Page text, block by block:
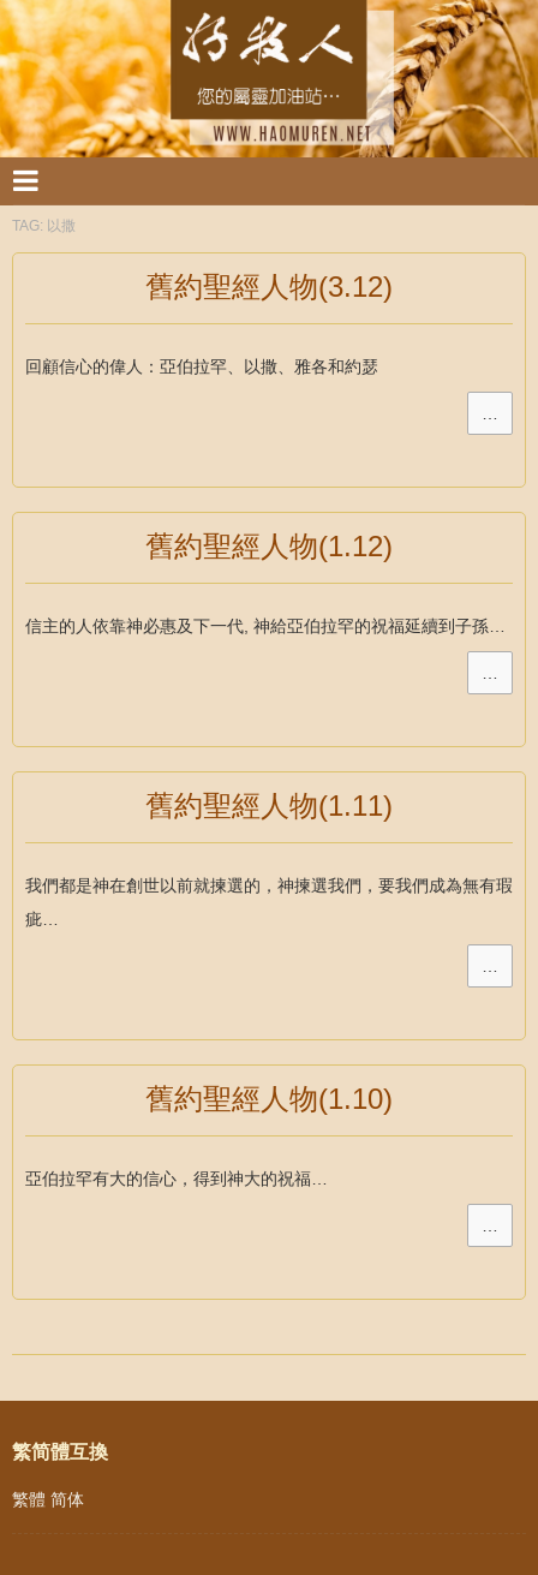
TAG: 以撒
舊約聖經人物(3.12)
回顧信心的偉人：亞伯拉罕、以撒、雅各和約瑟
…
舊約聖經人物(1.12)
信主的人依靠神必惠及下一代, 神給亞伯拉罕的祝福延續到子孫…
…
舊約聖經人物(1.11)
我們都是神在創世以前就揀選的，神揀選我們，要我們成為無有瑕
疵…
…
舊約聖經人物(1.10)
亞伯拉罕有大的信心，得到神大的祝福…
…
Post navigation
繁简體互換
繁體 简体